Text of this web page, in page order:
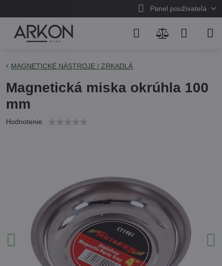
Panel používateľa
MAGNETICKÉ NÁSTROJE / ZRKADLÁ
Magnetická miska okrúhla 100
mm
Hodnotenie